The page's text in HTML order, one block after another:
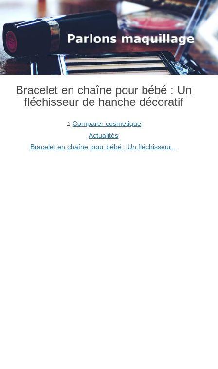
Bracelet en chaîne pour bébé : Un
fléchisseur de hanche décoratif
Comparer cosmetique
Actualités
Bracelet en chaîne pour bébé : Un fléchisseur...